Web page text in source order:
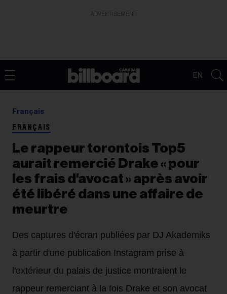
EN
Français
FRANÇAIS
Le rappeur torontois Top5
aurait remercié Drake « pour
les frais d'avocat » après avoir
été libéré dans une affaire de
meurtre
Des captures d'écran publiées par DJ Akademiks
à partir d'une publication Instagram prise à
l'extérieur du palais de justice montraient le
rappeur remerciant à la fois Drake et son avocat